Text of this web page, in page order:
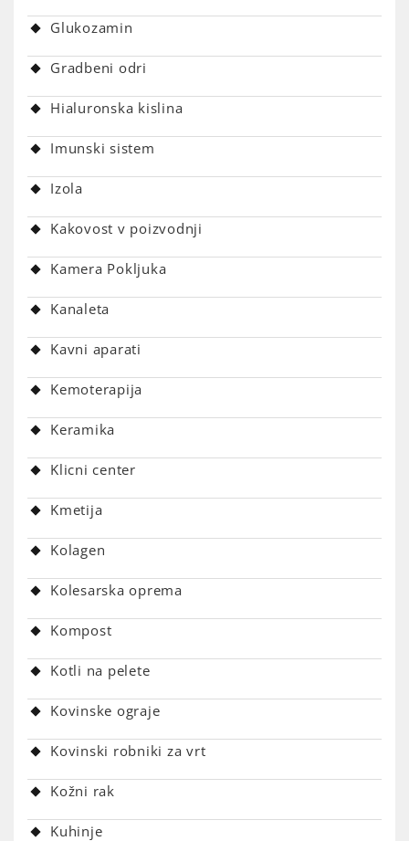
Glukozamin
Gradbeni odri
Hialuronska kislina
Imunski sistem
Izola
Kakovost v poizvodnji
Kamera Pokljuka
Kanaleta
Kavni aparati
Kemoterapija
Keramika
Klicni center
Kmetija
Kolagen
Kolesarska oprema
Kompost
Kotli na pelete
Kovinske ograje
Kovinski robniki za vrt
Kožni rak
Kuhinje